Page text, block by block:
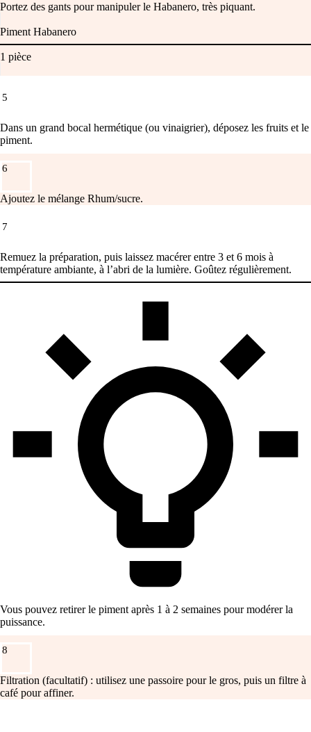
Portez des gants pour manipuler le Habanero, très piquant.
Piment Habanero
1 pièce
5
Dans un grand bocal hermétique (ou vinaigrier), déposez les fruits et le
piment.
6
Ajoutez le mélange Rhum/sucre.
7
Remuez la préparation, puis laissez macérer entre 3 et 6 mois à
température ambiante, à l’abri de la lumière. Goûtez régulièrement.
Vous pouvez retirer le piment après 1 à 2 semaines pour modérer la
puissance.
8
Filtration (facultatif) : utilisez une passoire pour le gros, puis un filtre à
café pour affiner.